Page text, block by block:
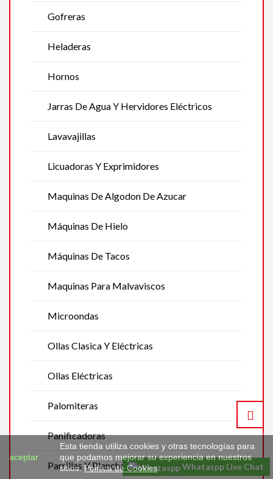
Gofreras
Heladeras
Hornos
Jarras De Agua Y Hervidores Eléctricos
Lavavajillas
Licuadoras Y Exprimidores
Maquinas De Algodon De Azucar
Máquinas De Hielo
Máquinas De Tacos
Maquinas Para Malvaviscos
Microondas
Ollas Clasica Y Eléctricas
Ollas Eléctricas
Palomiteras
Panificadoras
Parrillas Y Planchas Eléctricas
aceptar
Esta tienda utiliza cookies y otras tecnologías para
que podamos mejorar su experiencia en nuestros
sitios. Política de Cookies Whataspp Live Chat